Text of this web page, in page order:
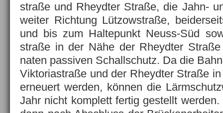
straße und Rheydter Straße, die Jahn-
weiter Richtung Lützowstraße,
und bis zum Haltepunkt Neuss-Süd
straße in der Nähe der Rheydter
naten passiven Schallschutz. Da die
Viktoriastraße und der Rheydter Straße
erneuert werden, können die
Jahr nicht komplett fertig gestellt